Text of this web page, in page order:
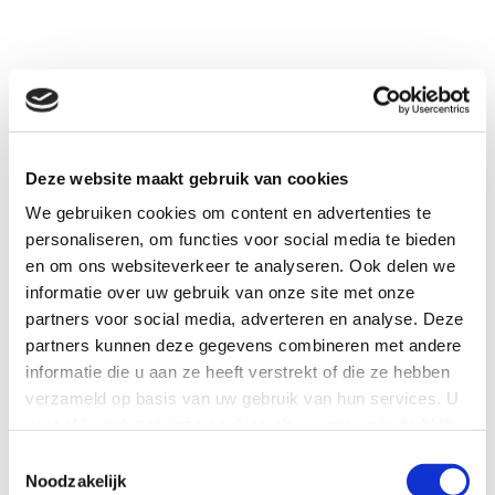
Deze website maakt gebruik van cookies
We gebruiken cookies om content en advertenties te
personaliseren, om functies voor social media te bieden
en om ons websiteverkeer te analyseren. Ook delen we
informatie over uw gebruik van onze site met onze
partners voor social media, adverteren en analyse. Deze
partners kunnen deze gegevens combineren met andere
informatie die u aan ze heeft verstrekt of die ze hebben
verzameld op basis van uw gebruik van hun services. U
Noodzakelijk
REAGEER OP DEZE VACATURE
met de organisatie.
REAGEER DIRECT
0646768107
Anja Hobbelen
anjahobbelen@farent.nl